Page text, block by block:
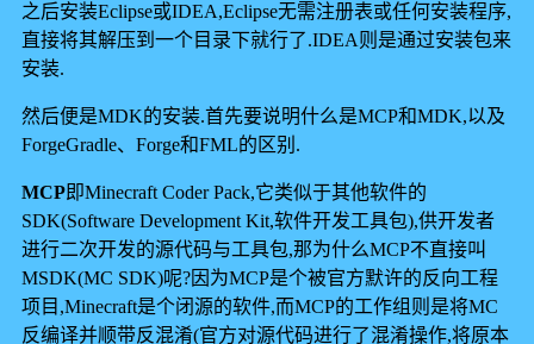
之后安装Eclipse或IDEA,Eclipse无需注册表或任何安装程序,
直接将其解压到一个目录下就行了.IDEA则是通过安装包来
安装.
然后便是MDK的安装.首先要说明什么是MCP和MDK,以及
ForgeGradle、Forge和FML的区别.
MCP即Minecraft Coder Pack,它类似于其他软件的
SDK(Software Development Kit,软件开发工具包),供开发者
进行二次开发的源代码与工具包,那为什么MCP不直接叫
MSDK(MC SDK)呢?因为MCP是个被官方默许的反向工程
项目,Minecraft是个闭源的软件,而MCP的工作组则是将MC
反编译并顺带反混淆(官方对源代码进行了混淆操作,将原本